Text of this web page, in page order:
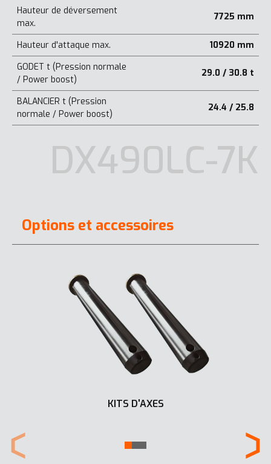
Hauteur de déversement
max.
7725 mm
Hauteur d'attaque max.
10920 mm
GODET t (Pression normale
/ Power boost)
29.0 / 30.8 t
BALANCIER t (Pression
normale / Power boost)
24.4 / 25.8
DX490LC-7K
Options et accessoires
KITS D'AXES